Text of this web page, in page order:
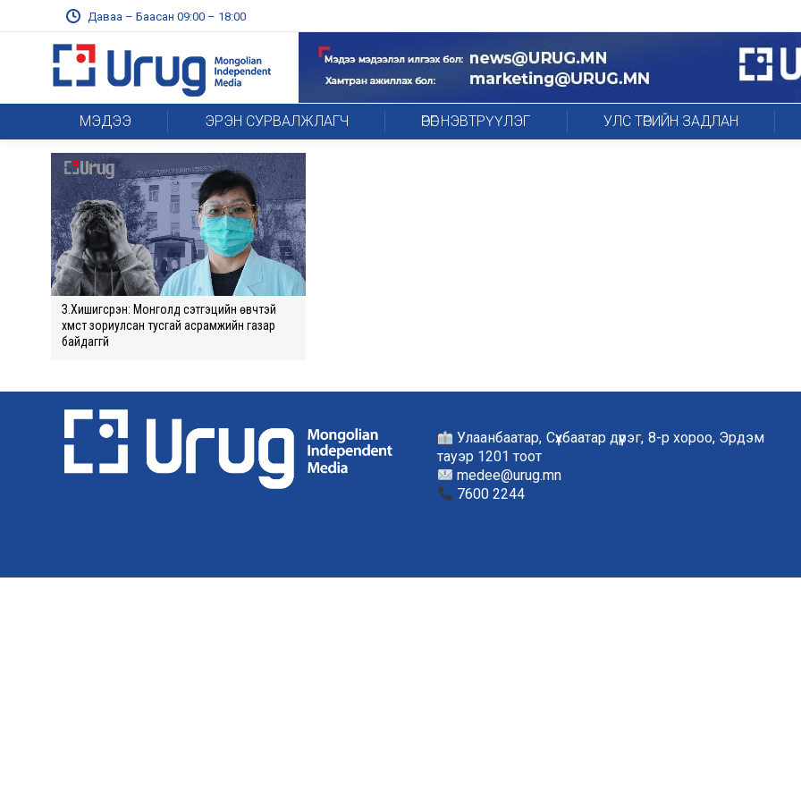
Даваа – Баасан 09:00 – 18:00
МЭДЭЭ ЭРЭН СУРВАЛЖЛАГЧ ӨРӨГ НЭВТРҮҮЛЭГ УЛС ТӨРИЙН ЗАДЛАН
З.Хишигсүрэн: Монголд сэтгэцийн өвчтэй
хүмүүст зориулсан тусгай асрамжийн газар
байдаггүй
Улаанбаатар, Сүхбаатар дүүрэг, 8-р хороо, Эрдэм
тауэр 1201 тоот
medee@urug.mn
7600 2244